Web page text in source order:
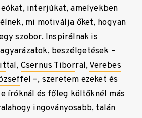
interjúkat, amelyekben
mi motiválja őket, hogyan
szobor. Inspirálnak is
beszélgetések –
tal, Csernus Tiborral,Verebes
fel –, szeretem ezeket és
íróknál és főleg költőknél más
ingoványosabb, talán